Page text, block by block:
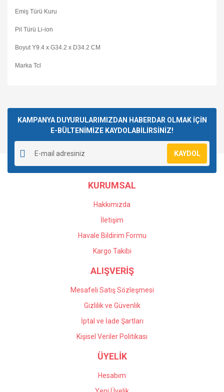
Emiş Türü Kuru
Pil Türü Li-ion
Boyut Y9.4 x G34.2 x D34.2 CM
Marka Tcl
KAMPANYA DUYURULARIMIZDAN HABERDAR OLMAK İÇİN
E-BÜLTENİMİZE KAYDOLABİLİRSİNİZ!
KAYDOL
KURUMSAL
Hakkımızda
İletişim
Havale Bildirim Formu
Kargo Takibi
ALIŞVERİŞ
Mesafeli Satış Sözleşmesi
Gizlilik ve Güvenlik
İptal ve İade Şartları
Kişisel Veriler Politikası
ÜYELİK
Hesabım